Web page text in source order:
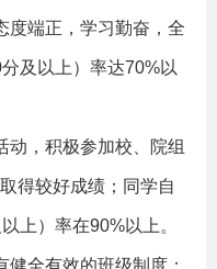
度端正，学习勤奋，全
分及以上）率达70%以
动，积极参加校、院组
得较好成绩；同学自
上）率在90%以上。
全有效的班级制度；